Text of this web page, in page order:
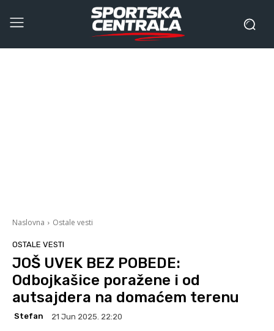
Naslovna Ostale vesti
OSTALE VESTI
JOŠ UVEK BEZ POBEDE:
Odbojkašice poražene i od
autsajdera na domaćem terenu
Stefan 21 Jun 2025. 22:20